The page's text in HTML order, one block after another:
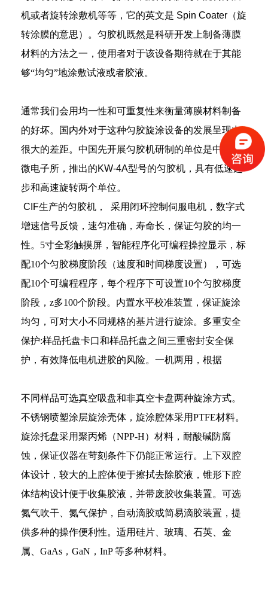
机或者旋转涂敷机等等，它的英文是 Spin Coater （旋
转涂膜的意思）。 匀胶机既然是科研开发上制备薄膜
材料的方法之一，使用者对于该设备期待就在于其能
够“均匀”地涂敷试液或者胶液。
通常我们会用均一性和可重复性来衡量薄膜材料制备
的好坏。
国内外对于这种匀胶旋涂设备的发展呈现出
很大的差距。中国先开展匀胶机研制的单位是中科院
微电子所，推出的KW-4A型号的匀胶机，具有低速起
步和高速旋转两个单位。
CIF生产的匀胶机， 采用闭环控制伺服电机，数字式
增速信号反馈，速匀准确，寿命长，保证匀胶的均一
性。 5寸全彩触摸屏，智能程序化可编程操控显示，标
配10个匀胶梯度阶段（速度和时间梯度设置），可选
配10个可编程程序，每个程序下可设置10个匀胶梯度
阶段， z多100个阶段。 内置水平校准装置，保证旋涂
均匀，可对大小不同规格的基片进行旋涂。 多重安全
保护:样品托盘卡口和样品托盘之间三重密封安全保
护，有效降低电机进胶的风险。 一机两用，根据
不同样品可选真空吸盘和非真空卡盘两种旋涂方式。
不锈钢喷塑涂层旋涂壳体，旋涂腔体采用PTFE材料。
旋涂托盘采用聚丙烯（NPP-H）材料，耐酸碱防腐
蚀，保证仪器在苛刻条件下仍能正常运行。
上下双腔
体设计，较大的上腔体便于擦拭去除胶液，锥形下腔
体结构设计便于收集胶液，并带废胶收集装置。 可选
氮气吹干、氮气保护，自动滴胶或简易滴胶装置，提
供多种的操作便利性。 适用硅片、玻璃、石英、金
属、 GaAs，GaN，InP 等多种材料。